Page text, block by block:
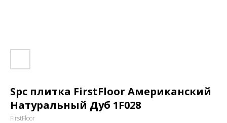
Spc плитка FirstFloor Американский
Натуральный Дуб 1F028
FirstFloor